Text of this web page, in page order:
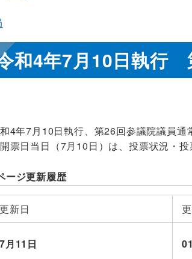
和4年7月10日執行
4年7月10日執行、第26回参議院議員通
票日当日（7月10日）は、投票状況・
ージ更新履歴
更新日
7月11日